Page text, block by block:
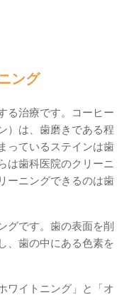
ング
る治療です。コーヒー
）は、歯磨きである程
っているステインは歯
は歯科医院のクリーニ
ーニングできるのは歯
グです。歯の表面を削
、歯の中にある色素を
ワイトニング」と「オ